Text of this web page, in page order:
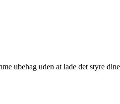
ubehag uden at lade det styre